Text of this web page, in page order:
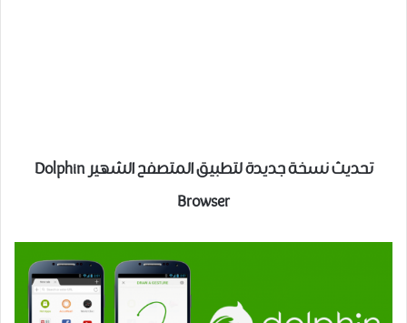
تحديث نسخة جديدة لتطبيق المتصفح الشهير Dolphin
Browser